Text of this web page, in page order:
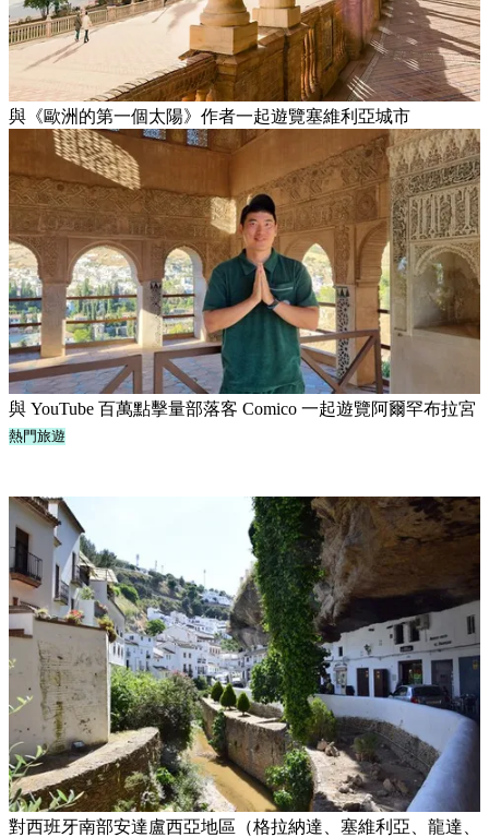
與《歐洲的第一個太陽》作者一起遊覽塞維利亞城市
與 YouTube 百萬點擊量部落客 Comico 一起遊覽阿爾罕布拉宮
熱門旅遊
對西班牙南部安達盧西亞地區（格拉納達、塞維利亞、龍達、